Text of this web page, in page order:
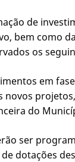
de
bem como
os
em fase
novos
do
dotações